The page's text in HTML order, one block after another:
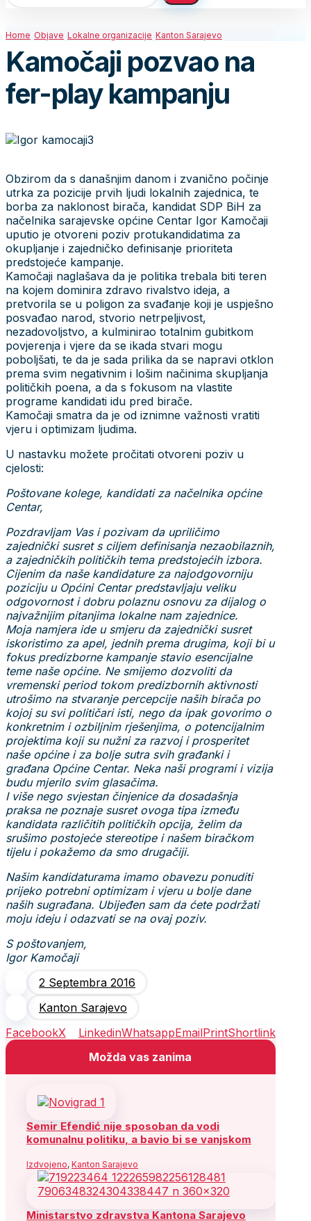
Home Objave Lokalne organizacije Kanton Sarajevo
Kamočaji pozvao na
fer-play kampanju
Obzirom da s današnjim danom i zvanično počinje
utrka za pozicije prvih ljudi lokalnih zajednica, te
borba za naklonost birača, kandidat SDP BiH za
načelnika sarajevske općine Centar Igor Kamočaji
uputio je otvoreni poziv protukandidatima za
okupljanje i zajedničko definisanje prioriteta
predstojeće kampanje.
Kamočaji naglašava da je politika trebala biti teren
na kojem dominira zdravo rivalstvo ideja, a
pretvorila se u poligon za svađanje koji je uspješno
posvađao narod, stvorio netrpeljivost,
nezadovoljstvo, a kulminirao totalnim gubitkom
povjerenja i vjere da se ikada stvari mogu
poboljšati, te da je sada prilika da se napravi otklon
prema svim negativnim i lošim načinima skupljanja
političkih poena, a da s fokusom na vlastite
programe kandidati idu pred birače.
Kamočaji smatra da je od iznimne važnosti vratiti
vjeru i optimizam ljudima.
U nastavku možete pročitati otvoreni poziv u
cjelosti:
Poštovane kolege, kandidati za načelnika općine
Centar,
Pozdravljam Vas i pozivam da upriličimo
zajednički susret s ciljem definisanja nezaobilaznih,
a zajedničkih političkih tema predstojećih izbora.
Cijenim da naše kandidature za najodgovorniju
poziciju u Općini Centar predstavljaju veliku
odgovornost i dobru polaznu osnovu za dijalog o
najvažnijim pitanjima lokalne nam zajednice.
Moja namjera ide u smjeru da zajednički susret
iskoristimo za apel, jednih prema drugima, koji bi u
fokus predizborne kampanje stavio esencijalne
teme naše općine. Ne smijemo dozvoliti da
vremenski period tokom predizbornih aktivnosti
utrošimo na stvaranje percepcije naših birača po
kojoj su svi političari isti, nego da ipak govorimo o
konkretnim i ozbiljnim rješenjima, o potencijalnim
projektima koji su nužni za razvoj i prosperitet
naše općine i za bolje sutra svih građanki i
građana Općine Centar. Neka naši programi i vizija
budu mjerilo svim glasačima.
I više nego svjestan činjenice da dosadašnja
praksa ne poznaje susret ovoga tipa između
kandidata različitih političkih opcija, želim da
srušimo postojeće stereotipe i našem biračkom
tijelu i pokažemo da smo drugačiji.
Našim kandidaturama imamo obavezu ponuditi
prijeko potrebni optimizam i vjeru u bolje dane
naših sugrađana. Ubijeđen sam da ćete podržati
moju ideju i odazvati se na ovaj poziv.
S poštovanjem,
Igor Kamočaji
2 Septembra 2016
Kanton Sarajevo
FacebookX LinkedinWhatsappEmailPrintShortlink
Možda vas zanima
Semir Efendić nije sposoban da vodi
komunalnu politiku, a bavio bi se vanjskom
Izdvojeno, Kanton Sarajevo
Ministarstvo zdravstva Kantona Sarajevo